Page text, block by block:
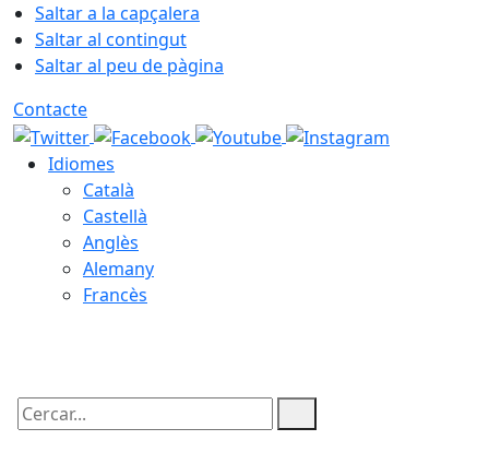
Saltar a la capçalera
Saltar al contingut
Saltar al peu de pàgina
Contacte
Idiomes
Català
Castellà
Anglès
Alemany
Francès
Cercar: